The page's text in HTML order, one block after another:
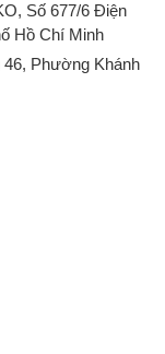
Số 677/6 Điện
Hồ Chí Minh
Phường Khánh